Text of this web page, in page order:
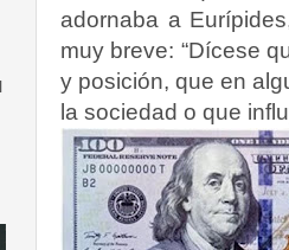
adornaba a
muy breve: “Dícese
y posición, que en
la sociedad o que